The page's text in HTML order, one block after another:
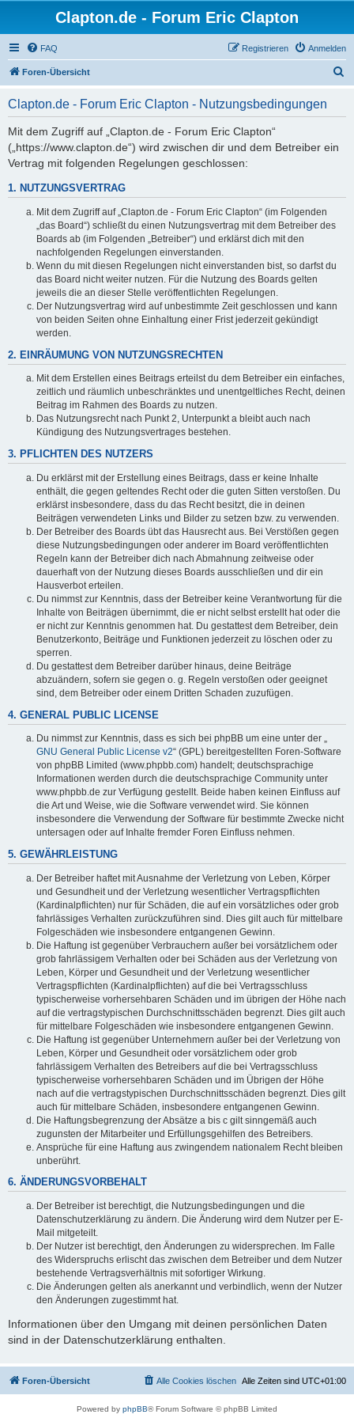
Clapton.de - Forum Eric Clapton
FAQ Anmelden
Registrieren
Foren-Übersicht
Clapton.de - Forum Eric Clapton - Nutzungsbedingungen
Mit dem Zugriff auf „Clapton.de - Forum Eric Clapton“
(„https://www.clapton.de“) wird zwischen dir und dem Betreiber ein
Vertrag mit folgenden Regelungen geschlossen:
1. NUTZUNGSVERTRAG
Mit dem Zugriff auf „Clapton.de - Forum Eric Clapton“ (im Folgenden
„das Board“) schließt du einen Nutzungsvertrag mit dem Betreiber des
Boards ab (im Folgenden „Betreiber“) und erklärst dich mit den
nachfolgenden Regelungen einverstanden.
Wenn du mit diesen Regelungen nicht einverstanden bist, so darfst du
das Board nicht weiter nutzen. Für die Nutzung des Boards gelten
jeweils die an dieser Stelle veröffentlichten Regelungen.
Der Nutzungsvertrag wird auf unbestimmte Zeit geschlossen und kann
von beiden Seiten ohne Einhaltung einer Frist jederzeit gekündigt
werden.
2. EINRÄUMUNG VON NUTZUNGSRECHTEN
Mit dem Erstellen eines Beitrags erteilst du dem Betreiber ein einfaches,
zeitlich und räumlich unbeschränktes und unentgeltliches Recht, deinen
Beitrag im Rahmen des Boards zu nutzen.
Das Nutzungsrecht nach Punkt 2, Unterpunkt a bleibt auch nach
Kündigung des Nutzungsvertrages bestehen.
3. PFLICHTEN DES NUTZERS
Du erklärst mit der Erstellung eines Beitrags, dass er keine Inhalte
enthält, die gegen geltendes Recht oder die guten Sitten verstoßen. Du
erklärst insbesondere, dass du das Recht besitzt, die in deinen
Beiträgen verwendeten Links und Bilder zu setzen bzw. zu verwenden.
Der Betreiber des Boards übt das Hausrecht aus. Bei Verstößen gegen
diese Nutzungsbedingungen oder anderer im Board veröffentlichten
Regeln kann der Betreiber dich nach Abmahnung zeitweise oder
dauerhaft von der Nutzung dieses Boards ausschließen und dir ein
Hausverbot erteilen.
Du nimmst zur Kenntnis, dass der Betreiber keine Verantwortung für die
Inhalte von Beiträgen übernimmt, die er nicht selbst erstellt hat oder die
er nicht zur Kenntnis genommen hat. Du gestattest dem Betreiber, dein
Benutzerkonto, Beiträge und Funktionen jederzeit zu löschen oder zu
sperren.
Du gestattest dem Betreiber darüber hinaus, deine Beiträge
abzuändern, sofern sie gegen o. g. Regeln verstoßen oder geeignet
sind, dem Betreiber oder einem Dritten Schaden zuzufügen.
4. GENERAL PUBLIC LICENSE
Du nimmst zur Kenntnis, dass es sich bei phpBB um eine unter der „
GNU General Public License v2“ (GPL) bereitgestellten Foren-Software
von phpBB Limited (www.phpbb.com) handelt; deutschsprachige
Informationen werden durch die deutschsprachige Community unter
www.phpbb.de zur Verfügung gestellt. Beide haben keinen Einfluss auf
die Art und Weise, wie die Software verwendet wird. Sie können
insbesondere die Verwendung der Software für bestimmte Zwecke nicht
untersagen oder auf Inhalte fremder Foren Einfluss nehmen.
5. GEWÄHRLEISTUNG
Der Betreiber haftet mit Ausnahme der Verletzung von Leben, Körper
und Gesundheit und der Verletzung wesentlicher Vertragspflichten
(Kardinalpflichten) nur für Schäden, die auf ein vorsätzliches oder grob
fahrlässiges Verhalten zurückzuführen sind. Dies gilt auch für mittelbare
Folgeschäden wie insbesondere entgangenen Gewinn.
Die Haftung ist gegenüber Verbrauchern außer bei vorsätzlichem oder
grob fahrlässigem Verhalten oder bei Schäden aus der Verletzung von
Leben, Körper und Gesundheit und der Verletzung wesentlicher
Vertragspflichten (Kardinalpflichten) auf die bei Vertragsschluss
typischerweise vorhersehbaren Schäden und im übrigen der Höhe nach
auf die vertragstypischen Durchschnittsschäden begrenzt. Dies gilt auch
für mittelbare Folgeschäden wie insbesondere entgangenen Gewinn.
Die Haftung ist gegenüber Unternehmern außer bei der Verletzung von
Leben, Körper und Gesundheit oder vorsätzlichem oder grob
fahrlässigem Verhalten des Betreibers auf die bei Vertragsschluss
typischerweise vorhersehbaren Schäden und im Übrigen der Höhe
nach auf die vertragstypischen Durchschnittsschäden begrenzt. Dies gilt
auch für mittelbare Schäden, insbesondere entgangenen Gewinn.
Die Haftungsbegrenzung der Absätze a bis c gilt sinngemäß auch
zugunsten der Mitarbeiter und Erfüllungsgehilfen des Betreibers.
Ansprüche für eine Haftung aus zwingendem nationalem Recht bleiben
unberührt.
6. ÄNDERUNGSVORBEHALT
Der Betreiber ist berechtigt, die Nutzungsbedingungen und die
Datenschutzerklärung zu ändern. Die Änderung wird dem Nutzer per E-
Mail mitgeteilt.
Der Nutzer ist berechtigt, den Änderungen zu widersprechen. Im Falle
des Widerspruchs erlischt das zwischen dem Betreiber und dem Nutzer
bestehende Vertragsverhältnis mit sofortiger Wirkung.
Die Änderungen gelten als anerkannt und verbindlich, wenn der Nutzer
den Änderungen zugestimmt hat.
Informationen über den Umgang mit deinen persönlichen Daten
sind in der Datenschutzerklärung enthalten.
Foren-Übersicht Alle Zeiten sind UTC+01:00
Alle Cookies löschen
Powered by phpBB® Forum Software © phpBB Limited